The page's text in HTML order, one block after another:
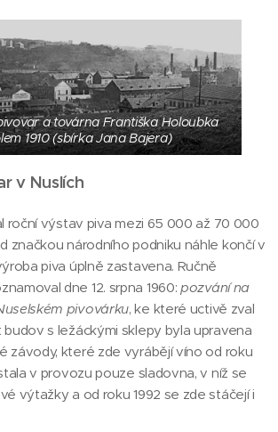
a továrna Františka Holoubka
1910 (sbírka Jana Bajera)
v Nuslích
roční výstav piva mezi 65 000 až 70 000
značkou národního podniku náhle končí v
piva úplně zastavena. Ručně
dne 12. srpna 1960:pozvání na
pivovárku, ke které uctivě zval
budov s ležáckými sklepy byla upravena
závody, které zde vyrábějí víno od roku
v provozu pouze sladovna, v níž se
výtažky a od roku 1992 se zde stáčejí i